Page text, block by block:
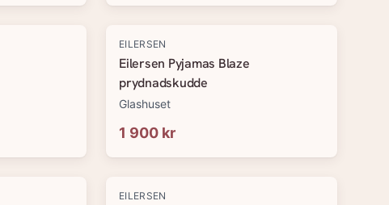
EILERSEN
Eilersen Pyjamas Blaze
prydnadskudde
Glashuset
1 900 kr
EILERSEN